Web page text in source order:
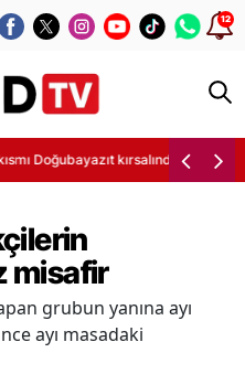
12
Doğubayazıt kırsalında bulundu
misafir
grubun yanına ayı
ayı masadaki